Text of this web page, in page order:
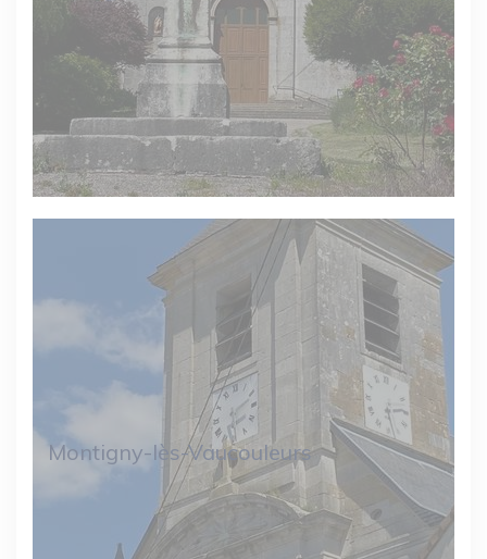
Montigny-lès-Vaucouleurs